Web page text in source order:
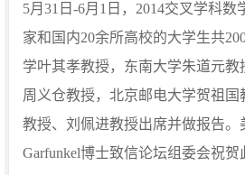
5月31日-6月1日，2014交叉学科
家和国内20余所高校的大学生共
学叶其孝教授，东南大学朱道元
周义仓教授，北京邮电大学贺祖
教授、刘佩进教授出席并做报告。
Garfunkel博士致信论坛组委会祝贺